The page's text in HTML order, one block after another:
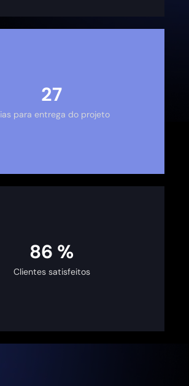
30
para entrega do projeto
100 %
Clientes satisfeitos